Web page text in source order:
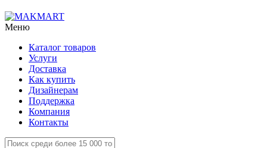
Меню
Каталог товаров
Услуги
Доставка
Как купить
Дизайнерам
Поддержка
Компания
Контакты